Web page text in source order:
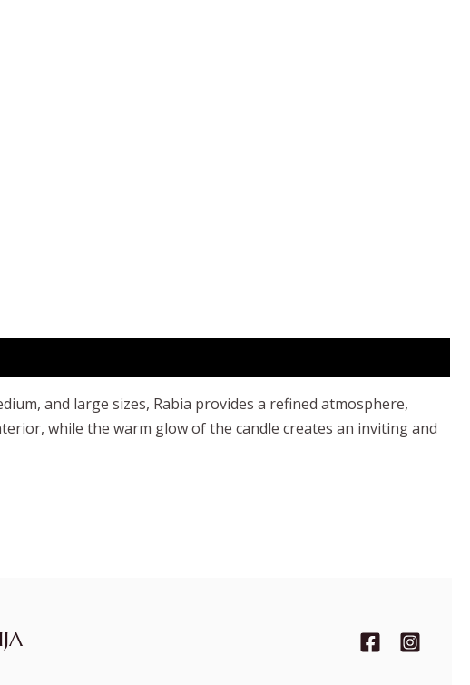
and large sizes, Rabia provides a refined atmosphere,
while the warm glow of the candle creates an inviting and